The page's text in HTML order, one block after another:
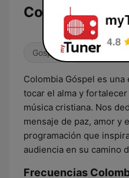
Colombia
Gospel Religioso &
Colombia Góspel es
tocar el alma y
música cristiana. Nos
mensaje de paz, amor y
programación que
audiencia en su camino
Frecuencias